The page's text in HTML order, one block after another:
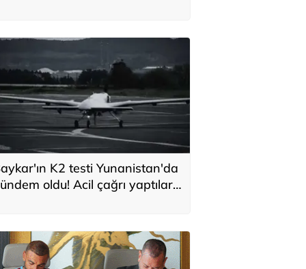
K2 testi Yunanistan'da
oldu! Acil çağrı yaptılar...